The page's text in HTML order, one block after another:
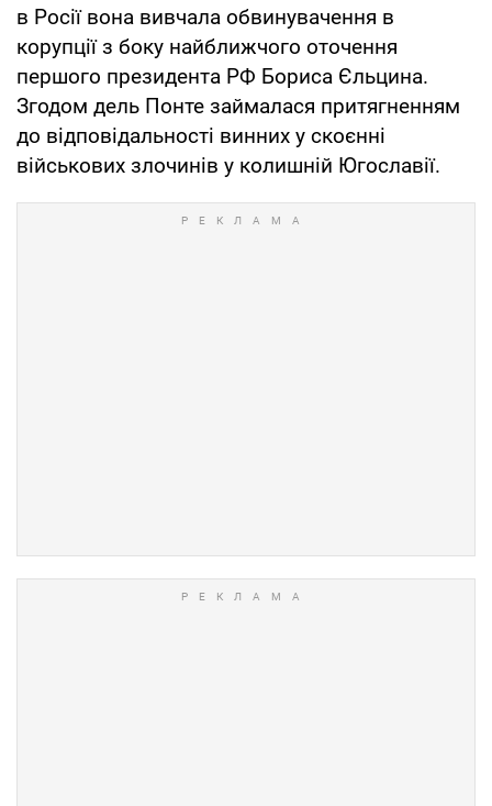
в Росії вона вивчала обвинувачення в
корупції з боку найближчого оточення
першого президента РФ Бориса Єльцина.
Згодом дель Понте займалася притягненням
до відповідальності винних у скоєнні
військових злочинів у колишній Югославії.